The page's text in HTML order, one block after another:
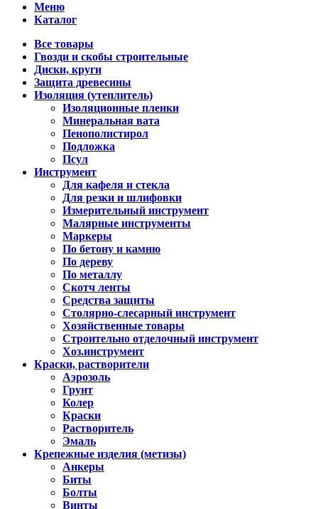
Меню
Каталог
Все товары
Гвозди и скобы строительные
Диски, круги
Защита древесины
Изоляция (утеплитель)
Изоляционные пленки
Минеральная вата
Пенополистирол
Подложка
Псул
Инструмент
Для кафеля и стекла
Для резки и шлифовки
Измерительный инструмент
Малярные инструменты
Маркеры
По бетону и камню
По дереву
По металлу
Скотч ленты
Средства защиты
Столярно-слесарный инструмент
Хозяйственные товары
Строительно отделочный инструмент
Хоз.инструмент
Краски, растворители
Аэрозоль
Грунт
Колер
Краски
Растворитель
Эмаль
Крепежные изделия (метизы)
Анкеры
Биты
Болты
Винты